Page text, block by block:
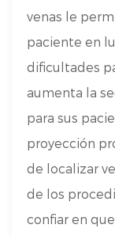
venas le
paciente en
dificultades
aumenta la
para sus
proyección
de localizar
de los
confiar en